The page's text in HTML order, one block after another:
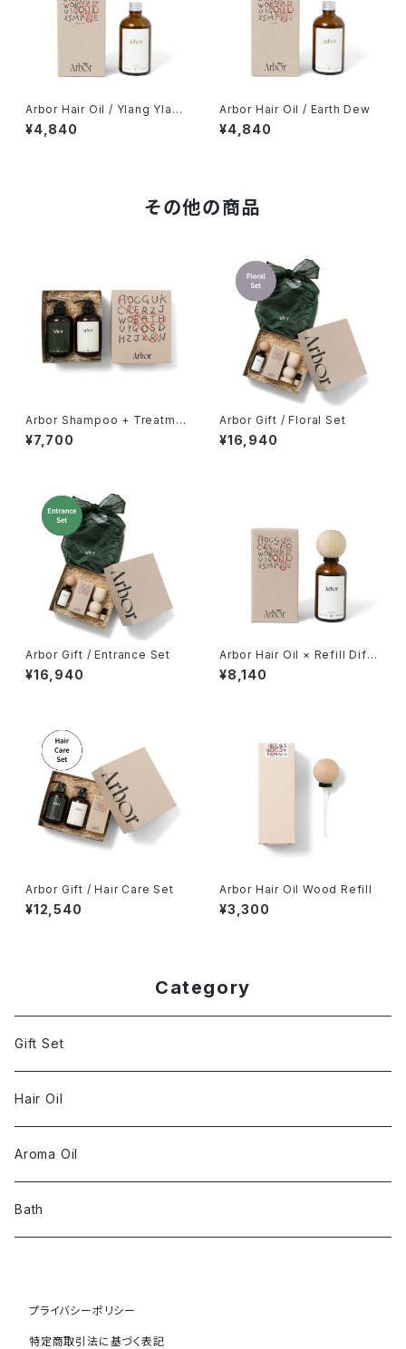
Arbor Hair Oil / Ylang Ylan
g
¥4,840
Arbor Hair Oil / Earth Dew
¥4,840
その他の商品
Arbor Shampoo + Treatme
nt Set
¥7,700
Arbor Gift / Floral Set
¥16,940
Arbor Gift / Entrance Set
¥16,940
Arbor Hair Oil × Refill Diffu
ser Set
¥8,140
Arbor Gift / Hair Care Set
¥12,540
Arbor Hair Oil Wood Refill
¥3,300
Category
Gift Set
Hair Oil
Aroma Oil
Bath
プライバシーポリシー
特定商取引法に基づく表記